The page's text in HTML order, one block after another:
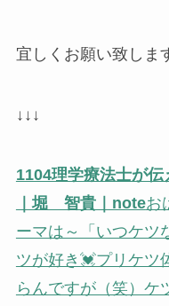
宜しくお願い致しま
↓↓↓
1104理学療法士が
｜堀 智貴｜noteお
ーマは～「いつケツ
ツが好き💓プリケツ
らんですが（笑）ケ